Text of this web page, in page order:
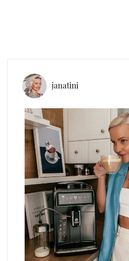
janatini